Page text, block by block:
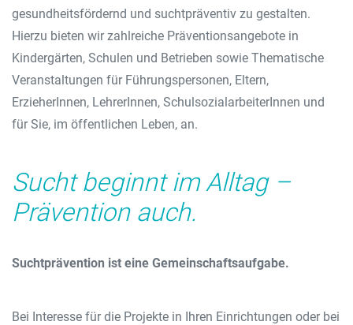
gesundheitsfördernd und suchtpräventiv zu gestalten.
Hierzu bieten wir zahlreiche Präventionsangebote in
Kindergärten, Schulen und Betrieben sowie Thematische
Veranstaltungen für Führungspersonen, Eltern,
ErzieherInnen, LehrerInnen, SchulsozialarbeiterInnen und
für Sie, im öffentlichen Leben, an.
Sucht beginnt im Alltag –
Prävention auch.
Suchtprävention ist eine Gemeinschaftsaufgabe.
Bei Interesse für die Projekte in Ihren Einrichtungen oder bei